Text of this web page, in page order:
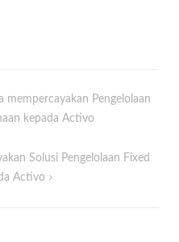
mempercayakan Pengelolaan
kepada Activo
Solusi Pengelolaan Fixed
Activo